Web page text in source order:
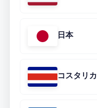
日本
コスタリカ